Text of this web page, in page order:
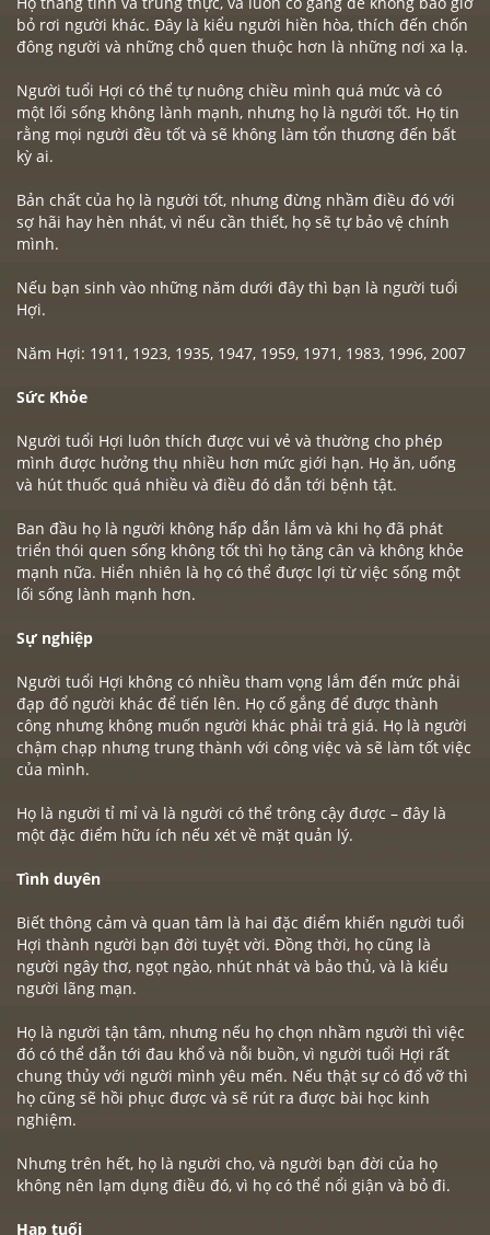
bỏ rơi người khác. Đây là kiểu người hiền hòa, thích đến chốn
đông người và những chỗ quen thuộc hơn là những nơi xa lạ.
Người tuổi Hợi có thể tự nuông chiều mình quá mức và có
một lối sống không lành mạnh, nhưng họ là người tốt. Họ tin
rằng mọi người đều tốt và sẽ không làm tổn thương đến bất
kỳ ai.
Bản chất của họ là người tốt, nhưng đừng nhầm điều đó với
sợ hãi hay hèn nhát, vì nếu cần thiết, họ sẽ tự bảo vệ chính
mình.
Nếu bạn sinh vào những năm dưới đây thì bạn là người tuổi
Hợi.
Năm Hợi: 1911, 1923, 1935, 1947, 1959, 1971, 1983, 1996, 2007
Sức Khỏe
Người tuổi Hợi luôn thích được vui vẻ và thường cho phép
mình được hưởng thụ nhiều hơn mức giới hạn. Họ ăn, uống
và hút thuốc quá nhiều và điều đó dẫn tới bệnh tật.
Ban đầu họ là người không hấp dẫn lắm và khi họ đã phát
triển thói quen sống không tốt thì họ tăng cân và không khỏe
mạnh nữa. Hiển nhiên là họ có thể được lợi từ việc sống một
lối sống lành mạnh hơn.
Sự nghiệp
Người tuổi Hợi không có nhiều tham vọng lắm đến mức phải
đạp đổ người khác để tiến lên. Họ cố gắng để được thành
công nhưng không muốn người khác phải trả giá. Họ là người
chậm chạp nhưng trung thành với công việc và sẽ làm tốt việc
của mình.
Họ là người tỉ mỉ và là người có thể trông cậy được – đây là
một đặc điểm hữu ích nếu xét về mặt quản lý.
Tình duyên
Biết thông cảm và quan tâm là hai đặc điểm khiến người tuổi
Hợi thành người bạn đời tuyệt vời. Đồng thời, họ cũng là
người ngây thơ, ngọt ngào, nhút nhát và bảo thủ, và là kiểu
người lãng mạn.
Họ là người tận tâm, nhưng nếu họ chọn nhầm người thì việc
đó có thể dẫn tới đau khổ và nỗi buồn, vì người tuổi Hợi rất
chung thủy với người mình yêu mến. Nếu thật sự có đổ vỡ thì
họ cũng sẽ hồi phục được và sẽ rút ra được bài học kinh
nghiệm.
Nhưng trên hết, họ là người cho, và người bạn đời của họ
không nên lạm dụng điều đó, vì họ có thể nổi giận và bỏ đi.
Hạp tuổi